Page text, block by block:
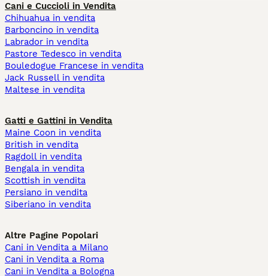
Cani e Cuccioli in Vendita
Chihuahua in vendita
Barboncino in vendita
Labrador in vendita
Pastore Tedesco in vendita
Bouledogue Francese in vendita
Jack Russell in vendita
Maltese in vendita
Gatti e Gattini in Vendita
Maine Coon in vendita
British in vendita
Ragdoll in vendita
Bengala in vendita
Scottish in vendita
Persiano in vendita
Siberiano in vendita
Altre Pagine Popolari
Cani in Vendita a Milano
Cani in Vendita a Roma
Cani in Vendita a Bologna